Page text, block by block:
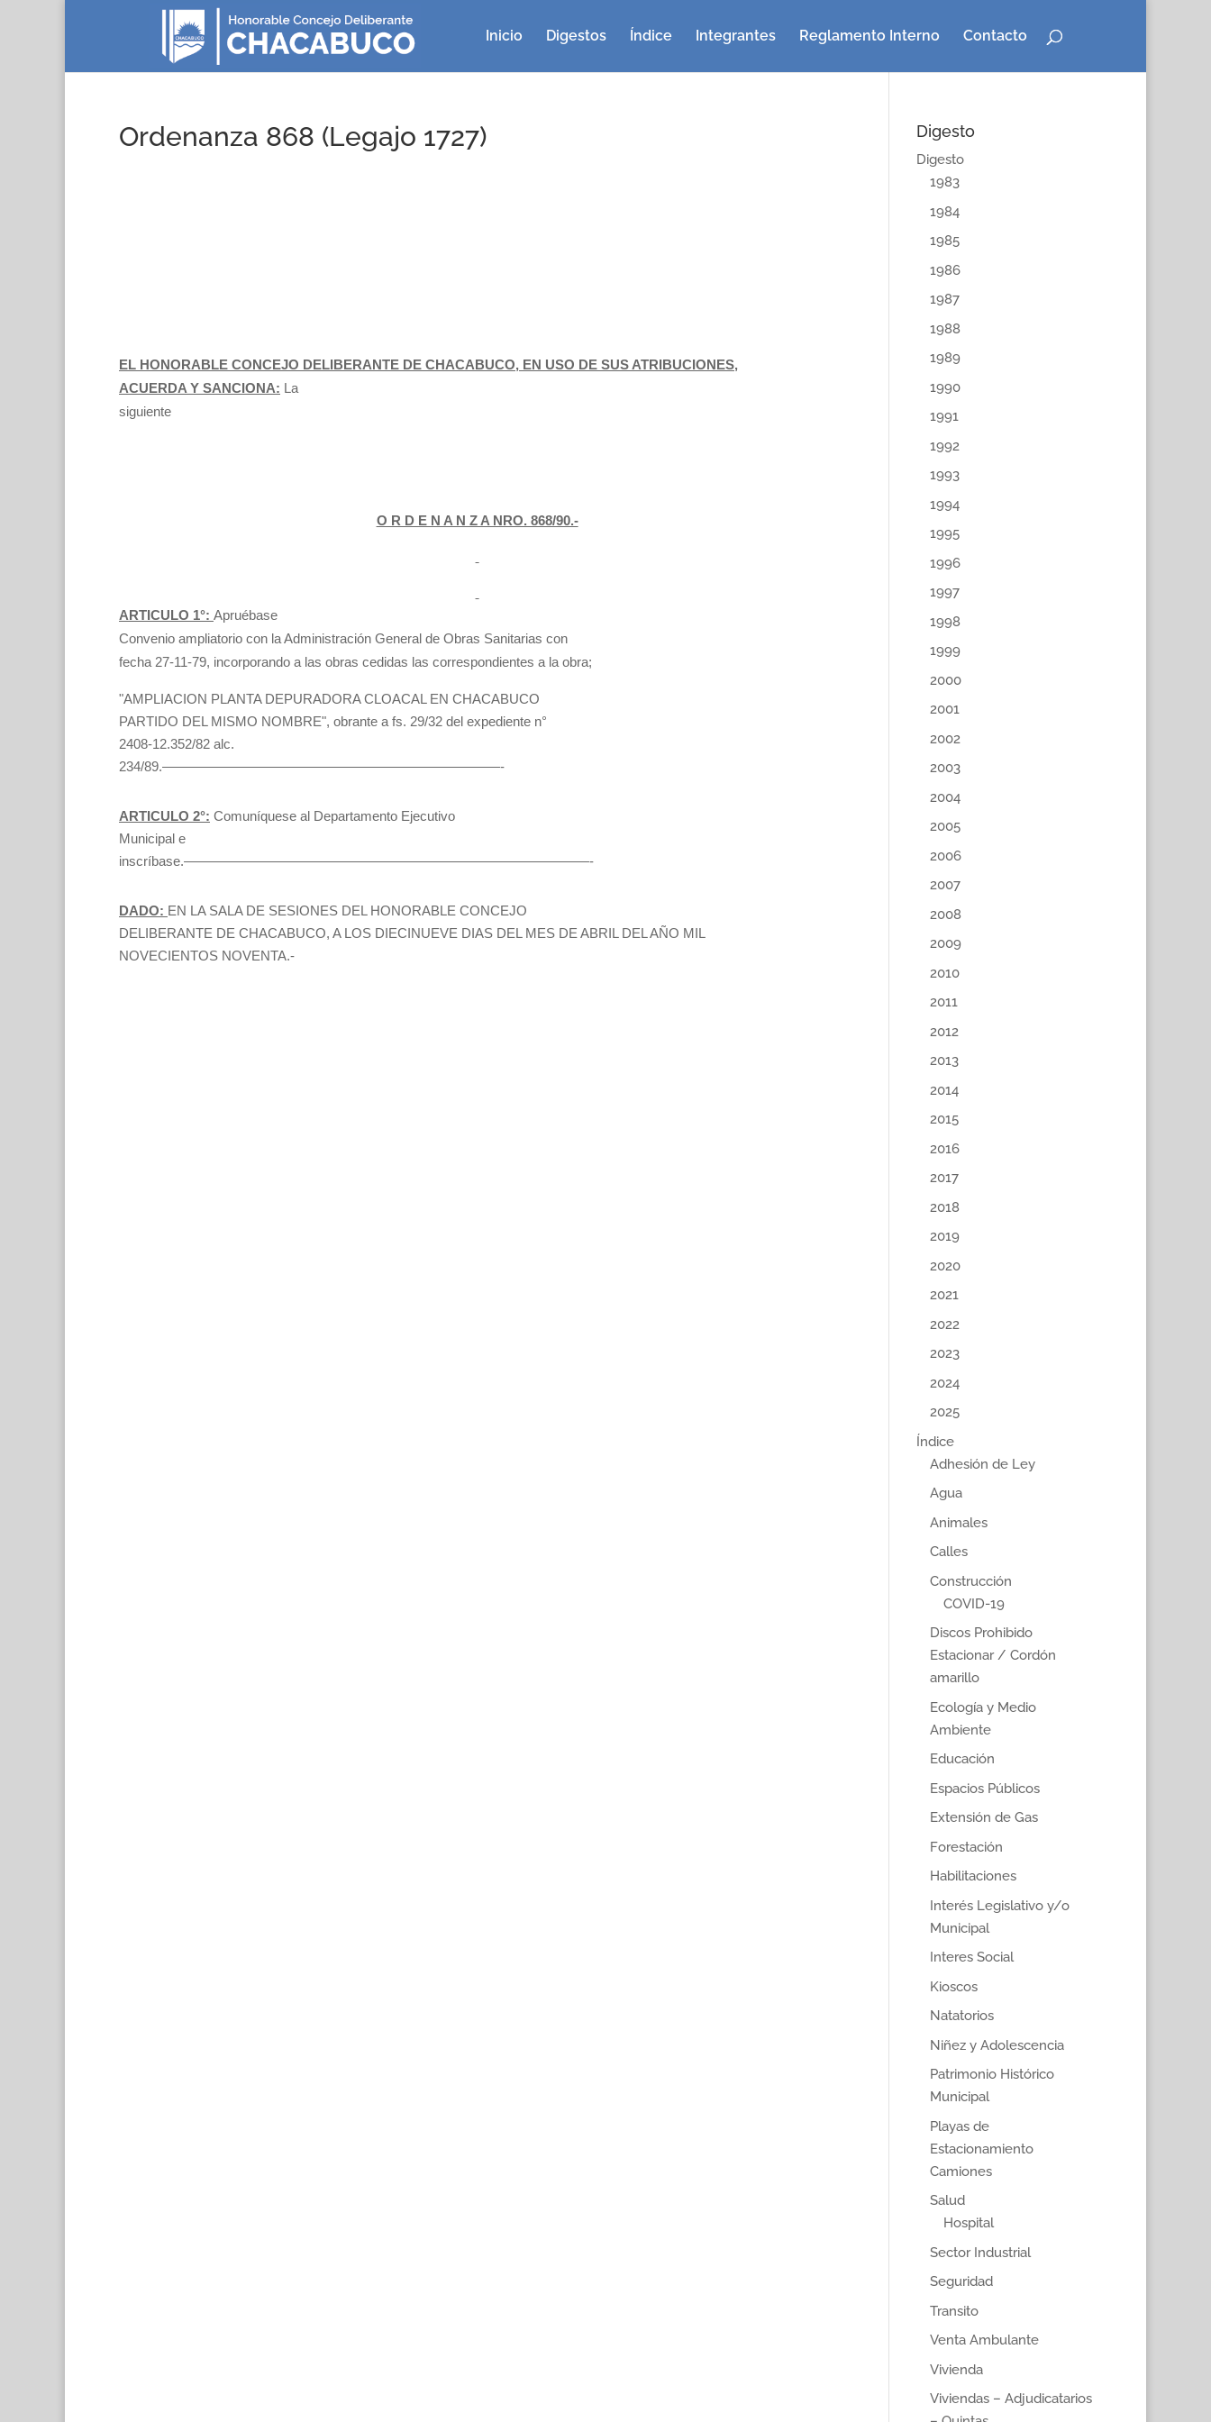
Inicio Digestos Índice Integrantes Reglamento Interno Contacto
Ordenanza 868 (Legajo 1727)
EL HONORABLE CONCEJO DELIBERANTE DE CHACABUCO, EN USO DE SUS ATRIBUCIONES,
ACUERDA Y SANCIONA: La
siguiente
O R D E N A N Z A NRO. 868/90.-
ARTICULO 1°: Apruébase
Convenio ampliatorio con la Administración General de Obras Sanitarias con
fecha 27-11-79, incorporando a las obras cedidas las correspondientes a la obra;
"AMPLIACION PLANTA DEPURADORA CLOACAL EN CHACABUCO
PARTIDO DEL MISMO NOMBRE", obrante a fs. 29/32 del expediente n°
2408-12.352/82 alc.
234/89.—————————————————————————-
ARTICULO 2°: Comuníquese al Departamento Ejecutivo
Municipal e
inscríbase.——————————————————————————————-
DADO: EN LA SALA DE SESIONES DEL HONORABLE CONCEJO
DELIBERANTE DE CHACABUCO, A LOS DIECINUEVE DIAS DEL MES DE ABRIL DEL AÑO MIL
NOVECIENTOS NOVENTA.-
Digesto
Digesto
1983
1984
1985
1986
1987
1988
1989
1990
1991
1992
1993
1994
1995
1996
1997
1998
1999
2000
2001
2002
2003
2004
2005
2006
2007
2008
2009
2010
2011
2012
2013
2014
2015
2016
2017
2018
2019
2020
2021
2022
2023
2024
2025
Índice
Adhesión de Ley
Agua
Animales
Calles
Construcción
COVID-19
Discos Prohibido
Estacionar / Cordón
amarillo
Ecología y Medio
Ambiente
Educación
Espacios Públicos
Extensión de Gas
Forestación
Habilitaciones
Interés Legislativo y/o
Municipal
Interes Social
Kioscos
Natatorios
Niñez y Adolescencia
Patrimonio Histórico
Municipal
Playas de
Estacionamiento
Camiones
Salud
Hospital
Sector Industrial
Seguridad
Transito
Venta Ambulante
Vivienda
Viviendas – Adjudicatarios